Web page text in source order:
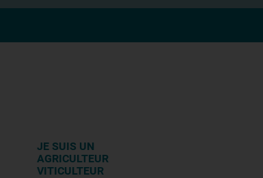
JE SUIS UN
AGRICULTEUR
VITICULTEUR